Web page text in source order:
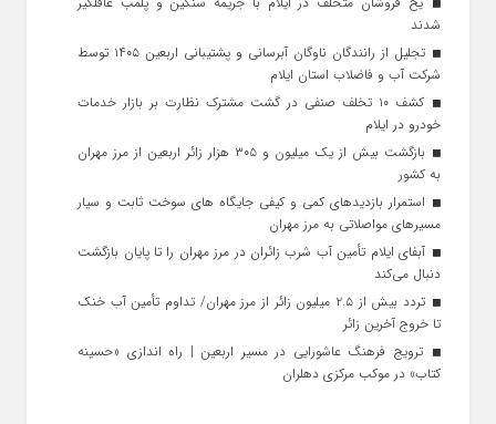
شدند
تجلیل از رانندگان ناوگان آبرسانی و پشتیبانی اربعین ۱۴۰۵ توسط
شرکت آب و فاضلاب استان ایلام
کشف ۱۰ تخلف صنفی در گشت مشترک نظارت بر بازار خدمات
خودرو در ایلام
بازگشت بیش از یک میلیون و ۳۰۵ هزار زائر اربعین از مرز مهران
به کشور
استمرار بازدیدهای کمی و کیفی جایگاه‌ های سوخت ثابت و سیار
مسیرهای مواصلاتی به مرز مهران
آبفای ایلام تأمین آب شرب زائران در مرز مهران را تا پایان بازگشت
دنبال می‌کند
تردد بیش از ۲.۵ میلیون زائر از مرز مهران/ تداوم تأمین آب خنک
تا خروج آخرین زائر
ترویج فرهنگ عاشورایی در مسیر اربعین | راه‌ اندازی «حسینه
کتاب» در موکب مرکزی دهلران